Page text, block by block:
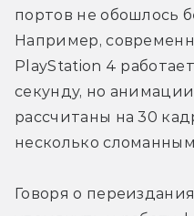
портов не обошлось
Например,
PlayStation 4
секунду, но
рассчитаны на 30
несколько
Говоря о